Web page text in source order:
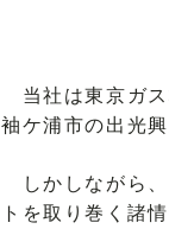
当社は東京ガス
袖ケ浦市の出光
しかしながら、
トを取り巻く諸